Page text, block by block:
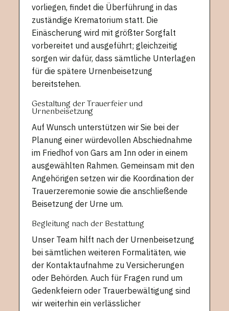
vorliegen, findet die Überführung in das
zuständige Krematorium statt. Die
Einäscherung wird mit größter Sorgfalt
vorbereitet und ausgeführt; gleichzeitig
sorgen wir dafür, dass sämtliche Unterlagen
für die spätere Urnenbeisetzung
bereitstehen.
Gestaltung der Trauerfeier und
Urnenbeisetzung
Auf Wunsch unterstützen wir Sie bei der
Planung einer würdevollen Abschiednahme
im Friedhof von Gars am Inn oder in einem
ausgewählten Rahmen. Gemeinsam mit den
Angehörigen setzen wir die Koordination der
Trauerzeremonie sowie die anschließende
Beisetzung der Urne um.
Begleitung nach der Bestattung
Unser Team hilft nach der Urnenbeisetzung
bei sämtlichen weiteren Formalitäten, wie
der Kontaktaufnahme zu Versicherungen
oder Behörden. Auch für Fragen rund um
Gedenkfeiern oder Trauerbewältigung sind
wir weiterhin ein verlässlicher